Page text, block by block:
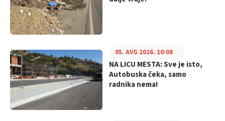
NA LICU MESTA: Sve je isto,
Autobuska čeka, samo
radnika nema!
05. AVG 2026. 10:08